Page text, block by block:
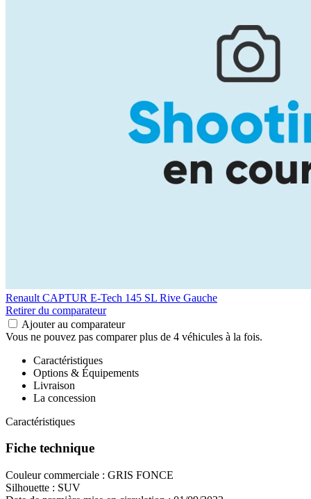
Renault CAPTUR E-Tech 145 SL Rive Gauche
Retirer du comparateur
Ajouter au comparateur
Vous ne pouvez pas comparer plus de 4 véhicules à la fois.
Caractéristiques
Options & Équipements
Livraison
La concession
Caractéristiques
Fiche technique
Couleur commerciale : GRIS FONCE
Silhouette : SUV